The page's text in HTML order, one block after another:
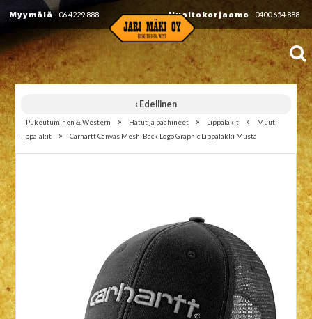
Myymälä 06 4229 888 Huoltokorjaamo 0400 654 888
‹ Edellinen
Pukeutuminen & Western » Hatut ja päähineet » Lippalakit »
Muut
lippalakit
» Carhartt Canvas Mesh-Back Logo Graphic Lippalakki Musta